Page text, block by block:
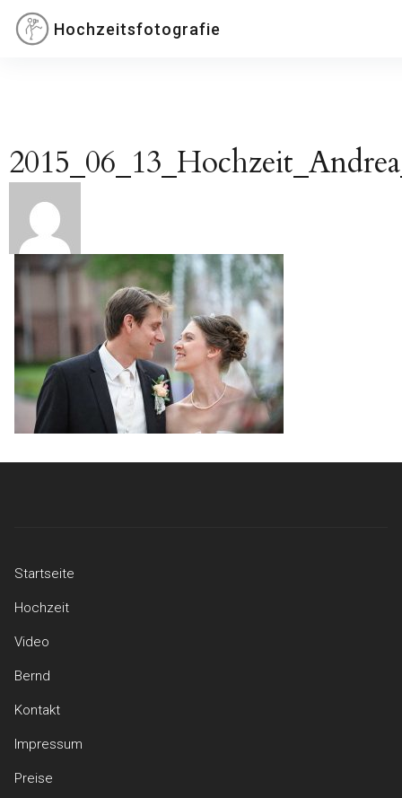
Inhalte
überspringenHochzeitsfotografie
Beitragsnavigation
Startseite
Hochzeit
Video
Bernd
Kontakt
Impressum
Preise